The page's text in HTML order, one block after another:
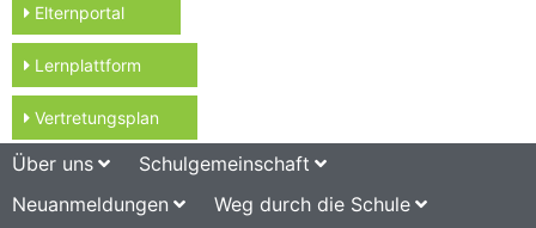
Elternportal
Lernplattform
Vertretungsplan
Über uns
Schulgemeinschaft
Neuanmeldungen
Weg durch die Schule